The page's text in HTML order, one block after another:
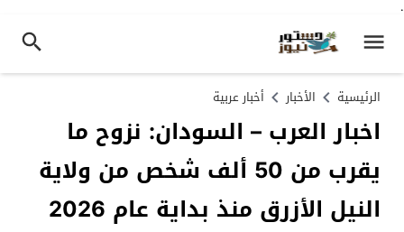
.
الرئيسية الأخبار أخبار عربية
اخبار العرب – السودان: نزوح ما
يقرب من 50 ألف شخص من ولاية
النيل الأزرق منذ بداية عام 2026